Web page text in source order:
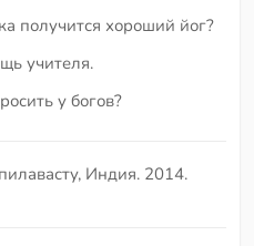
получится хороший йог?
учителя.
у богов?
Индия. 2014.